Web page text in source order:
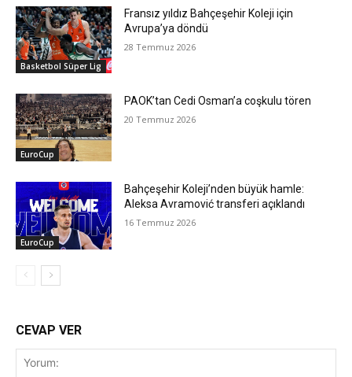
Basketbol Süper Lig
Fransız yıldız Bahçeşehir Koleji için
Avrupa’ya döndü
28 Temmuz 2026
EuroCup
PAOK’tan Cedi Osman’a coşkulu tören
20 Temmuz 2026
EuroCup
Bahçeşehir Koleji’nden büyük hamle:
Aleksa Avramović transferi açıklandı
16 Temmuz 2026
CEVAP VER